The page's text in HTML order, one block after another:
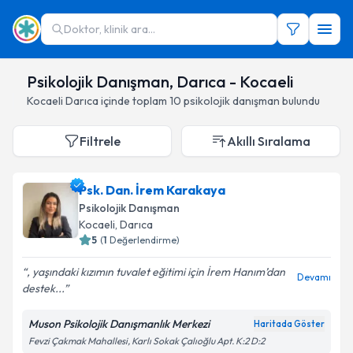
Doktor, klinik ara...
Psikolojik Danışman, Darıca - Kocaeli
Kocaeli Darıca içinde toplam 10 psikolojik danışman bulundu
Filtrele Akıllı Sıralama
Psk. Dan. İrem Karakaya
Psikolojik Danışman
Kocaeli, Darıca
5 (1 Değerlendirme)
, yaşındaki kızımın tuvalet eğitimi için İrem Hanım’dan
destek...
Devamı
Muson Psikolojik Danışmanlık Merkezi Haritada Göster
Fevzi Çakmak Mahallesi, Karlı Sokak Çalıoğlu Apt. K:2 D:2